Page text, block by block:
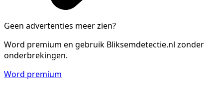
Geen advertenties meer zien?
Word premium en gebruik Bliksemdetectie.nl zonder
onderbrekingen.
Word premium